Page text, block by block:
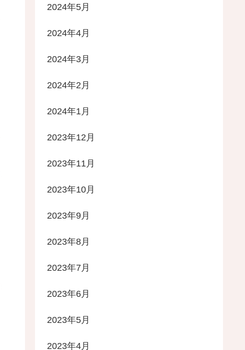
2024年5月
2024年4月
2024年3月
2024年2月
2024年1月
2023年12月
2023年11月
2023年10月
2023年9月
2023年8月
2023年7月
2023年6月
2023年5月
2023年4月